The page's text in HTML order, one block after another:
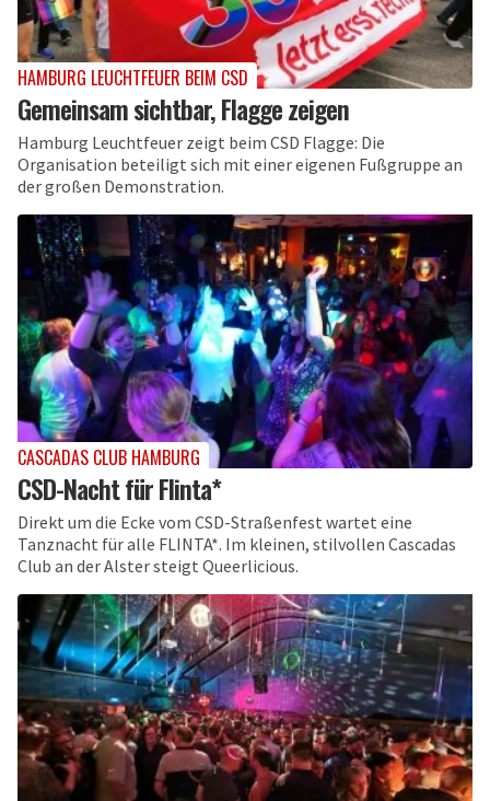
HAMBURG LEUCHTFEUER BEIM CSD
Gemeinsam sichtbar, Flagge zeigen
Hamburg Leuchtfeuer zeigt beim CSD Flagge: Die
Organisation beteiligt sich mit einer eigenen Fußgruppe an
der großen Demonstration.
CASCADAS CLUB HAMBURG
CSD-Nacht für Flinta*
Direkt um die Ecke vom CSD-Straßenfest wartet eine
Tanznacht für alle FLINTA*. Im kleinen, stilvollen Cascadas
Club an der Alster steigt Queerlicious.